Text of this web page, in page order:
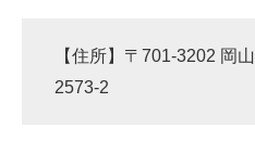
【住所】〒701-3202 岡
2573-2